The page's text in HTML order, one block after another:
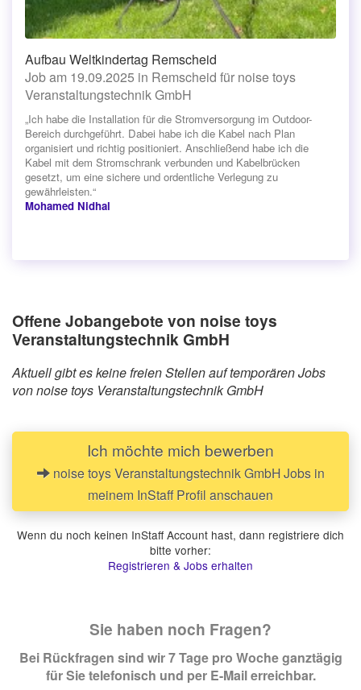
Aufbau Weltkindertag Remscheid
Job am 19.09.2025 in Remscheid für noise toys
Veranstaltungstechnik GmbH
„Ich habe die Installation für die Stromversorgung im Outdoor-
Bereich durchgeführt. Dabei habe ich die Kabel nach Plan
organisiert und richtig positioniert. Anschließend habe ich die
Kabel mit dem Stromschrank verbunden und Kabelbrücken
gesetzt, um eine sichere und ordentliche Verlegung zu
gewährleisten.“
Mohamed Nidhal
Offene Jobangebote von noise toys
Veranstaltungstechnik GmbH
Aktuell gibt es keine freien Stellen auf temporären Jobs
von noise toys Veranstaltungstechnik GmbH
Ich möchte mich bewerben
noise toys Veranstaltungstechnik GmbH Jobs in
meinem InStaff Profil anschauen
Wenn du noch keinen InStaff Account hast, dann registriere dich
bitte vorher:
Registrieren & Jobs erhalten
Sie haben noch Fragen?
Bei Rückfragen sind wir 7 Tage pro Woche ganztägig
für Sie telefonisch und per E-Mail erreichbar.